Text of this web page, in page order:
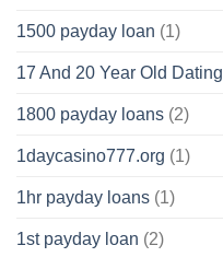
1500 payday loan (1)
17 And 20 Year Old Dating
1800 payday loans (2)
1daycasino777.org (1)
1hr payday loans (1)
1st payday loan (2)